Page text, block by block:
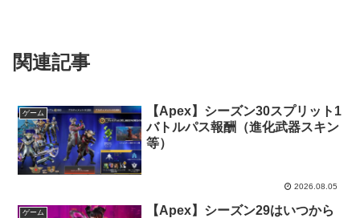
関連記事
ゲーム
【Apex】シーズン30スプリット1
バトルパス報酬（進化武器スキン
等）
2026.08.05
ゲーム
【Apex】シーズン29はいつから